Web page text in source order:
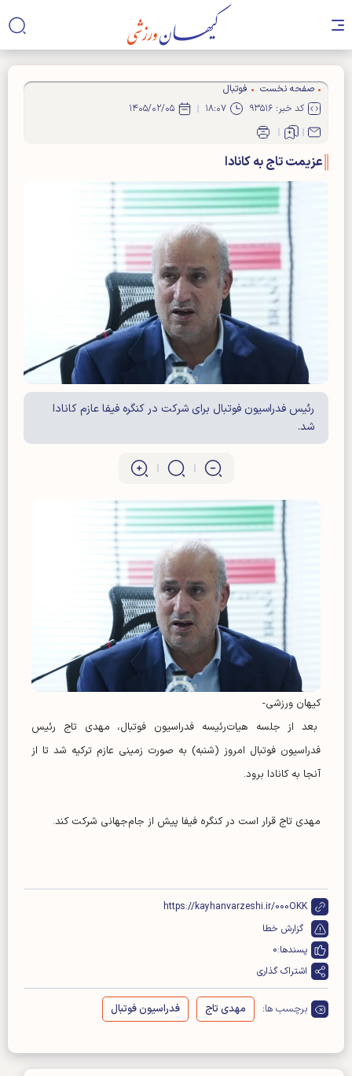
صفحه نخست
فوتبال
کد خبر: ۹۳۵۱۶
۱۸:۰۷ ۱۴۰۵/۰۲/۰۵
عزیمت تاج به کانادا
رئیس فدراسیون فوتبال برای شرکت در کنگره فیفا عازم کانادا
شد.
کیهان ورزشی-
بعد از جلسه هیات‌رئیسه فدراسیون فوتبال، مهدی تاج رئیس
فدراسیون فوتبال امروز (شنبه) به صورت زمینی عازم ترکیه شد تا از
آنجا به کانادا برود.
مهدی تاج قرار است در کنگره فیفا پیش از جام‌جهانی شرکت کند.
https://kayhanvarzeshi.ir/000OKK
گزارش خطا
پسندها:0
اشتراک گذاری
برچسب ها: مهدی تاج فدراسیون فوتبال